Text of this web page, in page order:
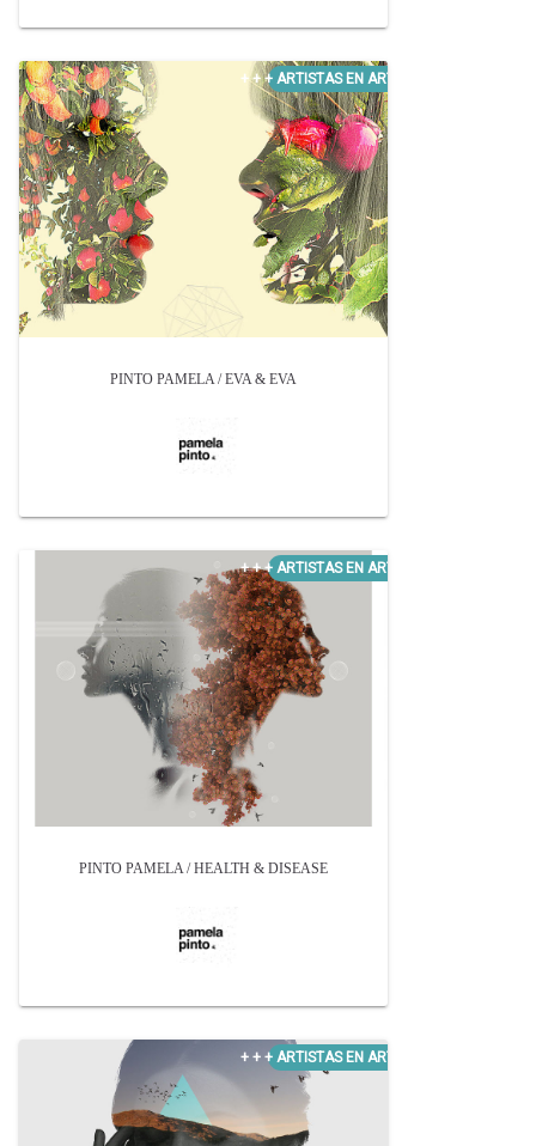
PINTO PAMELA / EVA & EVA
PINTO PAMELA / HEALTH & DISEASE